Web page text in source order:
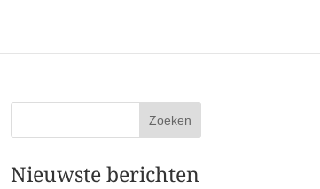
Nieuwste berichten